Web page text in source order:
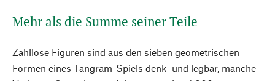
Mehr als die Summe seiner Teile
Zahllose Figuren sind aus den sieben geometrischen
Formen eines Tangram-Spiels denk- und legbar, manche